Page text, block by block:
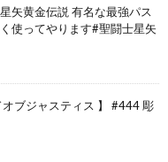
矢黄金伝説 有名な最強パス
使ってやります#聖闘士星矢
オブジャスティス 】 #444 彫